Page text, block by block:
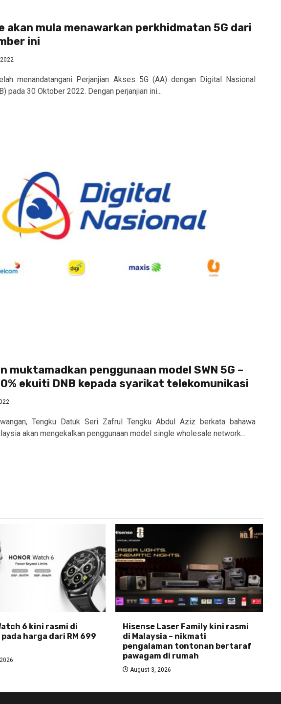
akan mula menawarkan perkhidmatan 5G dari
ini
menandatangani Perjanjian Akses 5G (AA) dengan Digital Nasional
pada 30 Oktober 2022. Dengan perjanjian ini...
muktamadkan penggunaan model SWN 5G –
ekuiti DNB kepada syarikat telekomunikasi
Tengku Datuk Seri Zafrul Tengku Abdul Aziz berkata bahawa
akan mengekalkan penggunaan model single wholesale network...
6 kini rasmi di
harga dari RM 699
Hisense Laser Family kini rasmi
di Malaysia – nikmati
pengalaman tontonan bertaraf
pawagam di rumah
August 3, 2026